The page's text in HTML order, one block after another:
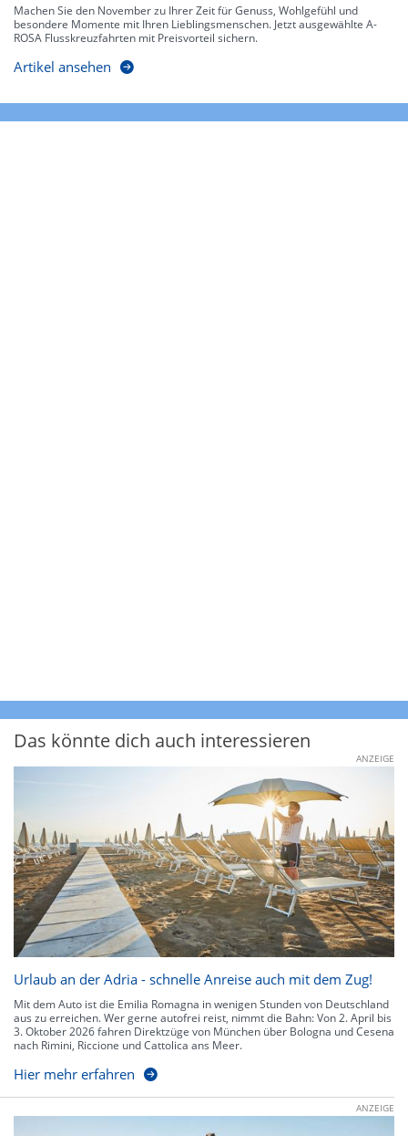
Machen Sie den November zu Ihrer Zeit für Genuss, Wohlgefühl und
besondere Momente mit Ihren Lieblingsmenschen. Jetzt ausgewählte A-
ROSA Flusskreuzfahrten mit Preisvorteil sichern.
Artikel ansehen
Das könnte dich auch interessieren
ANZEIGE
Urlaub an der Adria - schnelle Anreise auch mit dem Zug!
Mit dem Auto ist die Emilia Romagna in wenigen Stunden von Deutschland
aus zu erreichen. Wer gerne autofrei reist, nimmt die Bahn: Von 2. April bis
3. Oktober 2026 fahren Direktzüge von München über Bologna und Cesena
nach Rimini, Riccione und Cattolica ans Meer.
Hier mehr erfahren
ANZEIGE